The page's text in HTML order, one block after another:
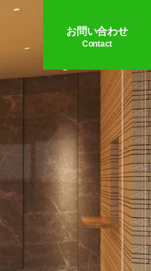
お問い合わせ
Contact